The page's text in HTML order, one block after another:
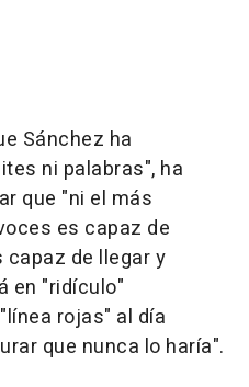
Sánchez ha
ni palabras", ha
que "ni el más
es capaz de
de llegar y
en "ridículo"
rojas" al día
que nunca lo haría".